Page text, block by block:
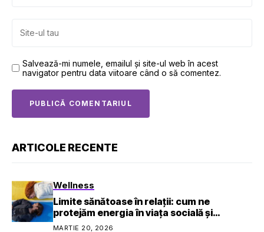
Salvează-mi numele, emailul și site-ul web în acest
navigator pentru data viitoare când o să comentez.
ARTICOLE RECENTE
Wellness
Limite sănătoase în relații: cum ne
protejăm energia în viața socială și
profesională
MARTIE 20, 2026